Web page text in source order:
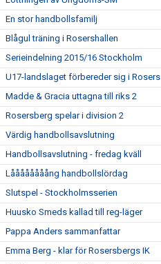
En stor handbollsfamilj
Blågul träning i Rosershallen
Serieindelning 2015/16 Stockholm
U17-landslaget förbereder sig i Rosers
Madde & Gracia uttagna till riks 2
Rosersberg spelar i division 2
Värdig handbollsavslutning
Handbollsavslutning - fredag kväll
Låååååååång handbollslördag
Slutspel - Stockholmsserien
Huusko Smeds kallad till reg-läger
Pappa Anders sammanfattar
Emma Berg - klar för Rosersbergs IK